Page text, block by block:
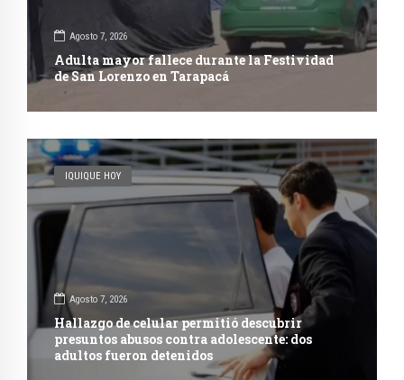
Agosto 7, 2026
Adulta mayor fallece durante la Festividad
de San Lorenzo en Tarapacá
IQUIQUE HOY
Agosto 7, 2026
Hallazgo de celular permitió descubrir
presuntos abusos contra adolescente: dos
adultos fueron detenidos